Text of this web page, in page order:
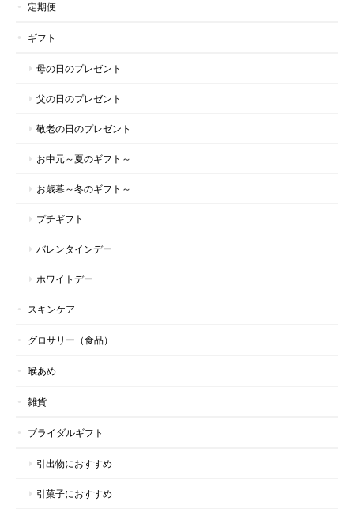
定期便
ギフト
母の日のプレゼント
父の日のプレゼント
敬老の日のプレゼント
お中元～夏のギフト～
お歳暮～冬のギフト～
プチギフト
バレンタインデー
ホワイトデー
スキンケア
グロサリー（食品）
喉あめ
雑貨
ブライダルギフト
引出物におすすめ
引菓子におすすめ